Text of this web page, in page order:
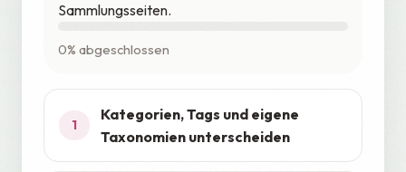
Sammlungsseiten.
0% abgeschlossen
1
Kategorien, Tags und eigene
Taxonomien unterscheiden